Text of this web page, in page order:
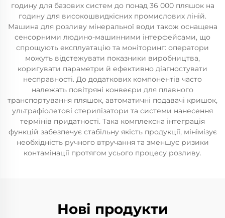
годину для базових систем до понад 36 000 пляшок на
годину для високошвидкісних промислових ліній.
Машина для розливу мінеральної води також оснащена
сенсорними людино-машинними інтерфейсами, що
спрощують експлуатацію та моніторинг: оператори
можуть відстежувати показники виробництва,
коригувати параметри й ефективно діагностувати
несправності. До додаткових компонентів часто
належать повітряні конвеєри для плавного
транспортування пляшок, автоматичні подавачі кришок,
ультрафіолетові стерилізатори та системи нанесення
термінів придатності. Така комплексна інтеграція
функцій забезпечує стабільну якість продукції, мінімізує
необхідність ручного втручання та зменшує ризики
контамінації протягом усього процесу розливу.
Нові продукти